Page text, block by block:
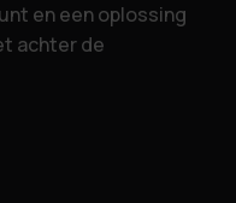
en een oplossing
achter de